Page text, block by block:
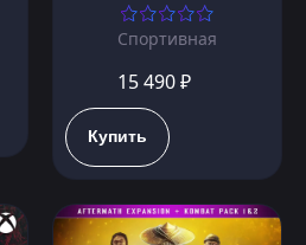
Спортивная
15 490 ₽
Купить